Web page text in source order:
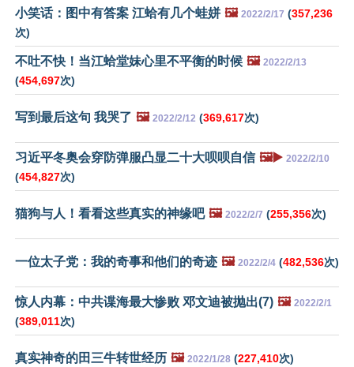
小笑话：图中有答案 江蛤有几个蛙姘 🖼️ 2022/2/17 (357,236
次)
不吐不快！当江蛤堂妹心里不平衡的时候 🖼️ 2022/2/13
(454,697次)
写到最后这句 我哭了 🖼️ 2022/2/12 (369,617次)
习近平冬奥会穿防弹服凸显二十大呗呗自信 🖼️▶️ 2022/2/10
(454,827次)
猫狗与人！看看这些真实的神缘吧 🖼️ 2022/2/7 (255,356次)
一位太子党：我的奇事和他们的奇迹 🖼️ 2022/2/4 (482,536次)
惊人内幕：中共谍海最大惨败 邓文迪被抛出(7) 🖼️ 2022/2/1
(389,011次)
真实神奇的田三牛转世经历 🖼️ 2022/1/28 (227,410次)